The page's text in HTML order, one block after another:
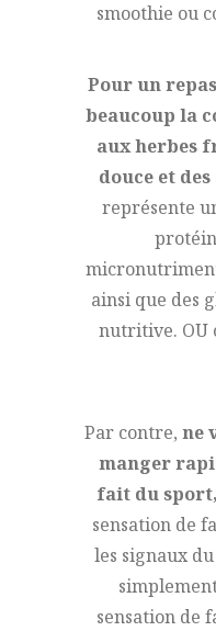
smoothie ou
Pour un
beaucoup la
aux herbes
douce et
représente
ainsi que des
nutritive. OU
Par contre, ne
manger
fait du sport,
sensation de
les signaux
sensation de